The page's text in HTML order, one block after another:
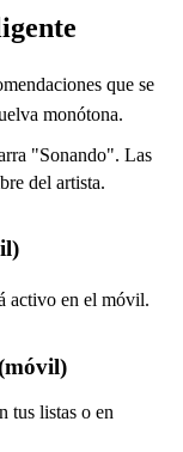
que se
monótona.
"Sonando". Las
del artista.
activo en el móvil.
tus listas o en